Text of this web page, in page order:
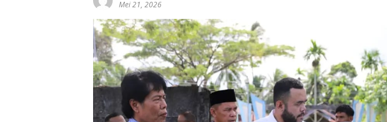
terbaru
lainnya
di
sumbar
tv
live
Mei 21, 2026